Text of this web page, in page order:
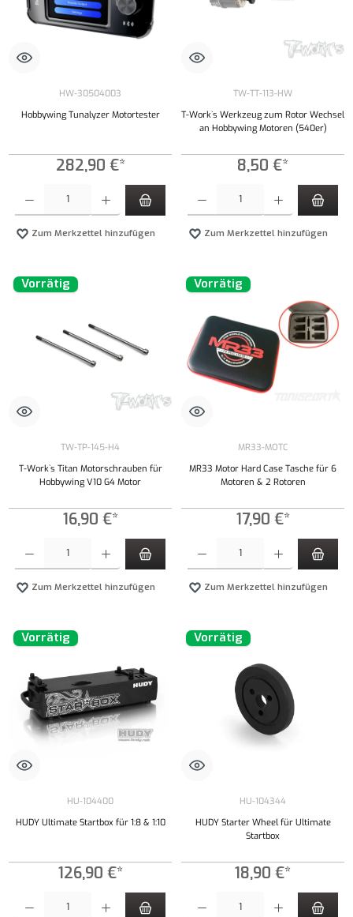
HW-30504003
Hobbywing Tunalyzer Motortester
282,90 €*
Zum Merkzettel hinzufügen
TW-TT-113-HW
T-Work`s Werkzeug zum Rotor Wechsel
an Hobbywing Motoren (540er)
8,50 €*
Zum Merkzettel hinzufügen
Vorrätig
TW-TP-145-H4
T-Work`s Titan Motorschrauben für
Hobbywing V10 G4 Motor
16,90 €*
Zum Merkzettel hinzufügen
Vorrätig
MR33-MOTC
MR33 Motor Hard Case Tasche für 6
Motoren & 2 Rotoren
17,90 €*
Zum Merkzettel hinzufügen
Vorrätig
HU-104400
HUDY Ultimate Startbox für 1:8 & 1:10
126,90 €*
Vorrätig
HU-104344
HUDY Starter Wheel für Ultimate
Startbox
18,90 €*